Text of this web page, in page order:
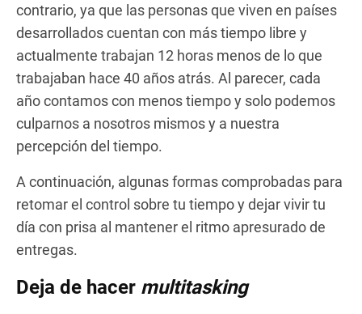
contrario, ya que las personas que viven en países
desarrollados cuentan con más tiempo libre y
actualmente trabajan 12 horas menos de lo que
trabajaban hace 40 años atrás. Al parecer, cada
año contamos con menos tiempo y solo podemos
culparnos a nosotros mismos y a nuestra
percepción del tiempo.
A continuación, algunas formas comprobadas para
retomar el control sobre tu tiempo y dejar vivir tu
día con prisa al mantener el ritmo apresurado de
entregas.
Deja de hacer multitasking